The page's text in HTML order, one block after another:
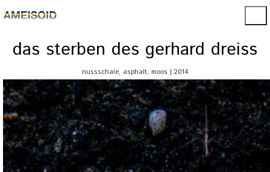
das sterben des gerhard dreiss
nussschale, asphalt, moos | 2014